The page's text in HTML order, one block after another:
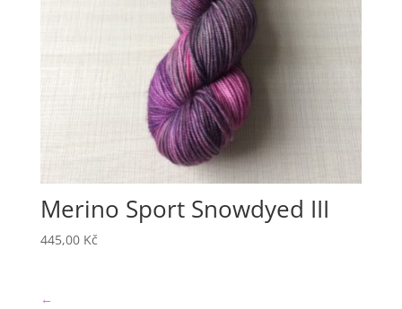
Merino Sport Snowdyed III
445,00 Kč
←